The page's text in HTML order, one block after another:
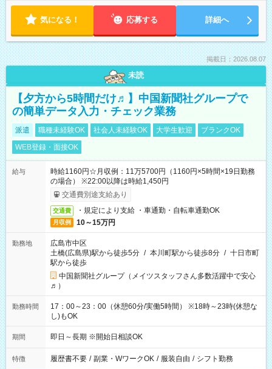
気になる！ 応募する 詳細へ
掲載日：2026.08.07
未読
【夕方から5時間だけ♬】中国新聞社グループで
の簡単データ入力・チェック業務
派遣 職種未経験OK 社会人未経験OK 大学生歓迎
ブランクOK
WEB登録・面接OK
給与
時給1160円☆月収例：11万5700円（1160円×5時間×19日勤務
の場合） ※22:00以降は時給1,450円
交通費別途支給あり
交通費 ・規定により支給 ・車通勤・自転車通勤OK
月収例 10～15万円
勤務地
広島市中区
土橋(広島県)駅から徒歩5分 / 本川町駅から徒歩8分 / 十日市町
駅から徒歩
中国新聞社グループ（メイツスタッフさん多数活躍中で安心
♬）
勤務時間
17：00～23：00（休憩60分/実働5時間） ※18時～23時(休憩な
し)もOK
期間 即日～長期 ※開始日相談OK
特徴 履歴書不要 / 副業・WワークOK / 服装自由 / シフト勤務